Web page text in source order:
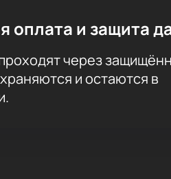
оплата и защита
через
и остаются в